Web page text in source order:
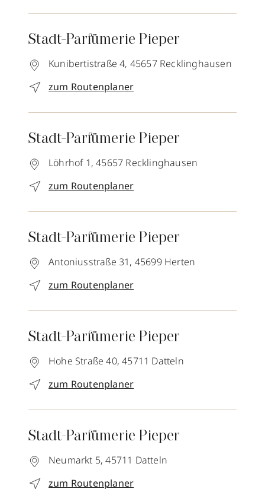
Stadt-Parfümerie Pieper
Kunibertistraße 4, 45657 Recklinghausen
zum Routenplaner
Stadt-Parfümerie Pieper
Löhrhof 1, 45657 Recklinghausen
zum Routenplaner
Stadt-Parfümerie Pieper
Antoniusstraße 31, 45699 Herten
zum Routenplaner
Stadt-Parfümerie Pieper
Hohe Straße 40, 45711 Datteln
zum Routenplaner
Stadt-Parfümerie Pieper
Neumarkt 5, 45711 Datteln
zum Routenplaner